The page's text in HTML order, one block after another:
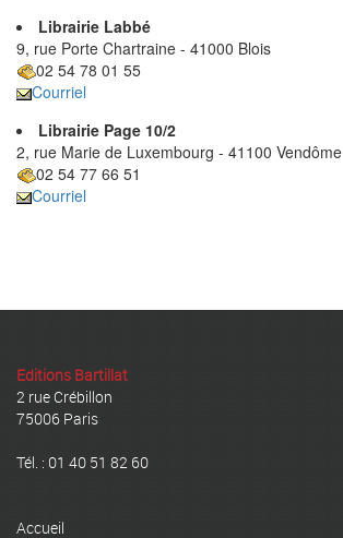
Librairie Labbé
9, rue Porte Chartraine - 41000 Blois
02 54 78 01 55
Courriel
Librairie Page 10/2
2, rue Marie de Luxembourg - 41100 Vendôme
02 54 77 66 51
Courriel
Editions Bartillat
2 rue Crébillon
75006 Paris
Tél. : 01 40 51 82 60
Accueil